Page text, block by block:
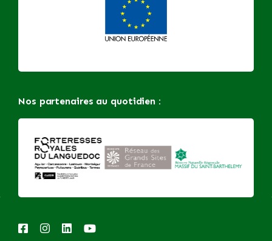
Nos partenaires au quotidien :